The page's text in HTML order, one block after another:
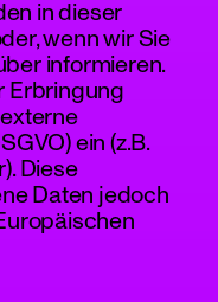
in dieser
wenn wir Sie
informieren.
Erbringung
ein (z.B.
Diese
Daten jedoch